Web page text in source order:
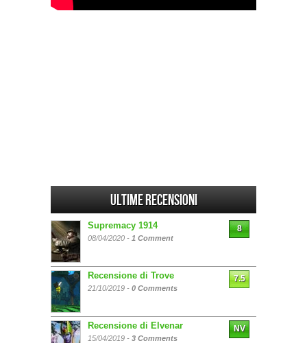
Ultime Recensioni
Supremacy 1914
08/04/2020 - 1 Comment
8
Recensione di Trove
21/10/2019 - 0 Comments
7.5
Recensione di Elvenar
15/04/2019 - 3 Comments
NV